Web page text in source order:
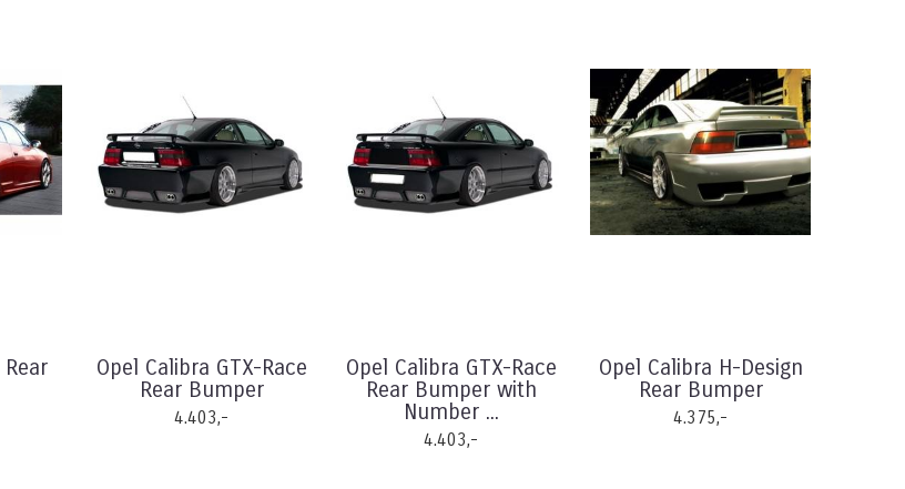
Opel Calibra GTX-Race
Rear Bumper
4.403,-
Opel Calibra GTX-Race
Rear Bumper with
Number ...
4.403,-
Opel Calibra H-Design
Rear Bumper
4.375,-